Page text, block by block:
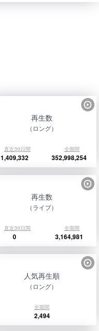
再生数
（ロング）
直近30日間 全期間
1,409,332 352,998,254
再生数
（ライブ）
直近30日間 全期間
0 3,164,981
人気再生順
（ロング）
全期間
2,494